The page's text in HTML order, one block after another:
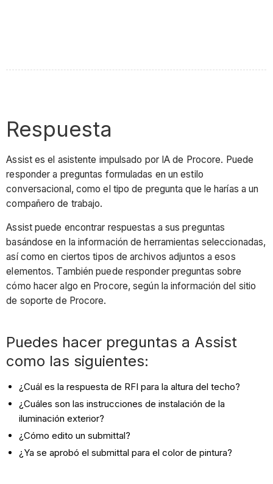
Respuesta
Assist es el asistente impulsado por IA de Procore. Puede
responder a preguntas formuladas en un estilo
conversacional, como el tipo de pregunta que le harías a un
compañero de trabajo.
Assist puede encontrar respuestas a sus preguntas
basándose en la información de herramientas seleccionadas,
así como en ciertos tipos de archivos adjuntos a esos
elementos. También puede responder preguntas sobre
cómo hacer algo en Procore, según la información del sitio
de soporte de Procore.
Puedes hacer preguntas a Assist
como las siguientes:
¿Cuál es la respuesta de RFI para la altura del techo?
¿Cuáles son las instrucciones de instalación de la
iluminación exterior?
¿Cómo edito un submittal?
¿Ya se aprobó el submittal para el color de pintura?